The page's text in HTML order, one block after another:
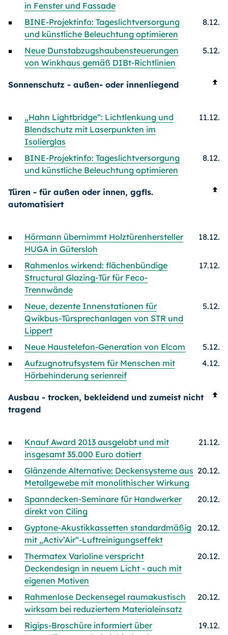
in Fenster und Fassade
BINE-Projektinfo: Tageslichtversorgung
und künstliche Beleuchtung optimieren
8.12.
Neue Dunstabzugshaubensteuerungen
von Winkhaus gemäß DIBt-Richtlinien
5.12.
Sonnenschutz - außen- oder innenliegend
„Hahn Lightbridge“: Lichtlenkung und
Blendschutz mit Laserpunkten im
Isolierglas
11.12.
BINE-Projektinfo: Tageslichtversorgung
und künstliche Beleuchtung optimieren
8.12.
Türen - für außen oder innen, ggfls.
automatisiert
Hörmann übernimmt Holztürenhersteller
HUGA in Gütersloh
18.12.
Rahmenlos wirkend: flächenbündige
Structural Glazing-Tür für Feco-
Trennwände
17.12.
Neue, dezente Innenstationen für
Qwikbus-Türsprechanlagen von STR und
Lippert
5.12.
Neue Haustelefon-Generation von Elcom
5.12.
Aufzugnotrufsystem für Menschen mit
Hörbehinderung serienreif
4.12.
Ausbau - trocken, bekleidend und zumeist nicht
tragend
Knauf Award 2013 ausgelobt und mit
insgesamt 35.000 Euro dotiert
21.12.
Glänzende Alternative: Deckensysteme aus
Metallgewebe mit monolithischer Wirkung
20.12.
Spanndecken-Seminare für Handwerker
direkt von Ciling
20.12.
Gyptone-Akustikkassetten standardmäßig
mit „Activ’Air“-Luftreinigungseffekt
20.12.
Thermatex Varioline verspricht
Deckendesign in neuem Licht - auch mit
eigenen Motiven
20.12.
Rahmenlose Deckensegel raumakustisch
wirksam bei reduziertem Materialeinsatz
20.12.
Rigips-Broschüre informiert über
19.12.